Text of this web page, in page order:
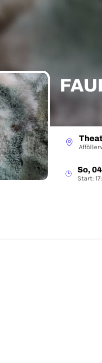
So,
Start: